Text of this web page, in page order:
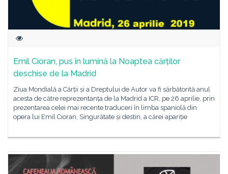
Emil Cioran, pus în lumină la Noaptea cărților
deschise de la Madrid
Ziua Mondială a Cărții și a Dreptului de Autor va fi sărbătorită anul
acesta de către reprezentanța de la Madrid a ICR, pe 26 aprilie, prin
prezentarea celei mai recente traduceri în limba spaniolă din
opera lui Emil Cioran, Singurătate și destin, a cărei apariție